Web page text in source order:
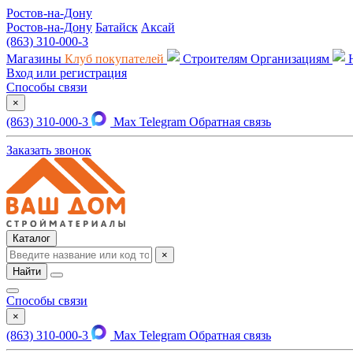
Ростов-на-Дону
Ростов-на-Дону Батайск Аксай
(863) 310-000-3
Магазины Клуб покупателей Строителям Организациям
Вход или регистрация
Способы связи
×
(863) 310-000-3 Max Telegram Обратная связь
Заказать звонок
Каталог
×
Найти
Способы связи
×
(863) 310-000-3 Max Telegram Обратная связь